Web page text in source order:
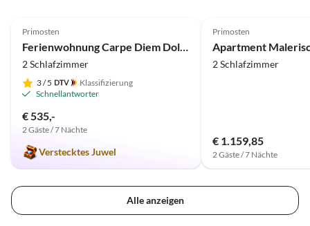
Primosten
2 Schlafzimmer
3/ 5
Klassifizierung
Schnellantworter
€ 535,-
2 Gäste / 7 Nächte
Verstecktes Juwel
Primosten
2 Schlafzimmer
€ 1.159,85
2 Gäste / 7 Nächte
Alle anzeigen